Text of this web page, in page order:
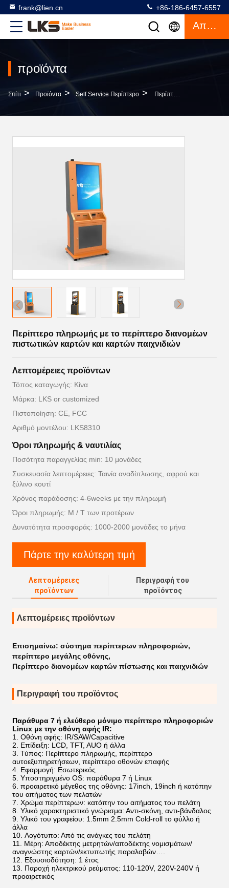
frank@lien.cn +86-186-6457-6557
Απόσπασμα
προϊόντα
Σπίτι > Προϊόντα > Self Service Περίπτερο > Περίπτερο Πληρωμής Με Το Περίπτερο Διανομέων Πιστωτικών Καρτών Και Καρτών Παιχνιδιών
Περίπτερο πληρωμής με το περίπτερο διανομέων
πιστωτικών καρτών και καρτών παιχνιδιών
Λεπτομέρειες προϊόντων
Τόπος καταγωγής: Κίνα
Μάρκα: LKS or customized
Πιστοποίηση: CE, FCC
Αριθμό μοντέλου: LKS8310
Όροι πληρωμής & ναυτιλίας
Ποσότητα παραγγελίας min: 10 μονάδες
Συσκευασία λεπτομέρειες: Ταινία αναδίπλωσης, αφρού και
ξύλινο κουτί
Χρόνος παράδοσης: 4-6weeks με την πληρωμή
Όροι πληρωμής: Μ / Τ των προτέρων
Δυνατότητα προσφοράς: 1000-2000 μονάδες το μήνα
Πάρτε την καλύτερη τιμή
Λεπτομέρειες
προϊόντων
Περιγραφή του
προϊόντος
Λεπτομέρειες προϊόντων
Επισημαίνω: σύστημα περίπτερων πληροφοριών,
περίπτερο μεγάλης οθόνης,
Περίπτερο διανομέων καρτών πίστωσης και παιχνιδιών
Περιγραφή του προϊόντος
Παράθυρα 7 ή ελεύθερο μόνιμο περίπτερο πληροφοριών
Linux με την οθόνη αφής IR:
Οθόνη αφής: IR/SAW/Capacitive
Επίδειξη: LCD, TFT, AUO ή άλλα
Τύπος: Περίπτερο πληρωμής, περίπτερο
αυτοεξυπηρετήσεων, περίπτερο οθονών επαφής
Εφαρμογή: Εσωτερικός
Υποστηριγμένο OS: παράθυρα 7 ή Linux
προαιρετικό μέγεθος της οθόνης: 17inch, 19inch ή κατόπην
του αιτήματος των πελατών
Χρώμα περίπτερων: κατόπην του αιτήματος του πελάτη
Υλικό χαρακτηριστικό γνώρισμα: Αντι-σκόνη, αντι-βάνδαλος
Υλικό του γραφείου: 1.5mm 2.5mm Cold-roll το φύλλο ή
άλλα
Λογότυπο: Από τις ανάγκες του πελάτη
Μέρη: Αποδέκτης μετρητών/αποδέκτης νομισμάτων/
αναγνώστης καρτών/εκτυπωτής παραλαβών….
Εξουσιοδότηση: 1 έτος
Παροχή ηλεκτρικού ρεύματος: 110-120V, 220V-240V ή
προαιρετικός